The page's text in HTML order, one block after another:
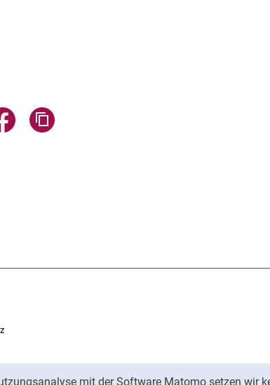
mit der Software Matomo setzen wir
teilen
über WhatsApp teilen (externer Link, öffnet neues
Seite über Facebook teilen (externer Link, öffnet